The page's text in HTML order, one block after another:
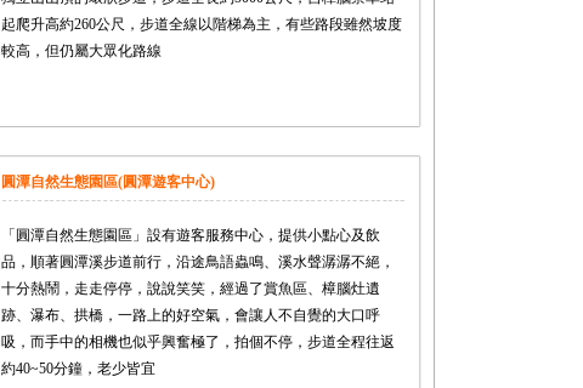
起爬升高約260公尺，步道全線以階梯為主，有些路段雖然坡度
較高，但仍屬大眾化路線
圓潭自然生態園區(圓潭遊客中心)
「圓潭自然生態園區」設有遊客服務中心，提供小點心及飲
品，順著圓潭溪步道前行，沿途鳥語蟲鳴、溪水聲潺潺不絕，
十分熱鬧，走走停停，說說笑笑，經過了賞魚區、樟腦灶遺
跡、瀑布、拱橋，一路上的好空氣，會讓人不自覺的大口呼
吸，而手中的相機也似乎興奮極了，拍個不停，步道全程往返
約40~50分鐘，老少皆宜